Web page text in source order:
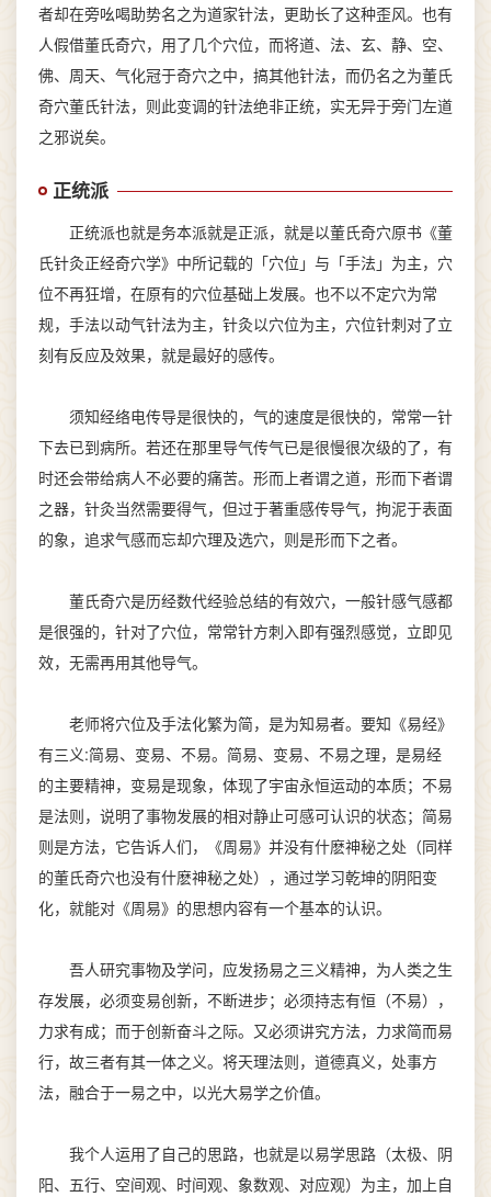
者却在旁吆喝助势名之为道家针法，更助长了这种歪风。也有
人假借董氏奇穴，用了几个穴位，而将道、法、玄、静、空、
佛、周天、气化冠于奇穴之中，搞其他针法，而仍名之为董氏
奇穴董氏针法，则此变调的针法绝非正统，实无异于旁门左道
之邪说矣。
正统派
正统派也就是务本派就是正派，就是以董氏奇穴原书《董
氏针灸正经奇穴学》中所记载的「穴位」与「手法」为主，穴
位不再狂增，在原有的穴位基础上发展。也不以不定穴为常
规，手法以动气针法为主，针灸以穴位为主，穴位针刺对了立
刻有反应及效果，就是最好的感传。
须知经络电传导是很快的，气的速度是很快的，常常一针
下去已到病所。若还在那里导气传气已是很慢很次级的了，有
时还会带给病人不必要的痛苦。形而上者谓之道，形而下者谓
之器，针灸当然需要得气，但过于著重感传导气，拘泥于表面
的象，追求气感而忘却穴理及选穴，则是形而下之者。
董氏奇穴是历经数代经验总结的有效穴，一般针感气感都
是很强的，针对了穴位，常常针方刺入即有强烈感觉，立即见
效，无需再用其他导气。
老师将穴位及手法化繁为简，是为知易者。要知《易经》
有三义:简易、变易、不易。简易、变易、不易之理，是易经
的主要精神，变易是现象，体现了宇宙永恒运动的本质；不易
是法则，说明了事物发展的相对静止可感可认识的状态；简易
则是方法，它告诉人们，《周易》并没有什麽神秘之处（同样
的董氏奇穴也没有什麽神秘之处），通过学习乾坤的阴阳变
化，就能对《周易》的思想内容有一个基本的认识。
吾人研究事物及学问，应发扬易之三义精神，为人类之生
存发展，必须变易创新，不断进步；必须持志有恒（不易），
力求有成；而于创新奋斗之际。又必须讲究方法，力求简而易
行，故三者有其一体之义。将天理法则，道德真义，处事方
法，融合于一易之中，以光大易学之价值。
我个人运用了自己的思路，也就是以易学思路（太极、阴
阳、五行、空间观、时间观、象数观、对应观）为主，加上自